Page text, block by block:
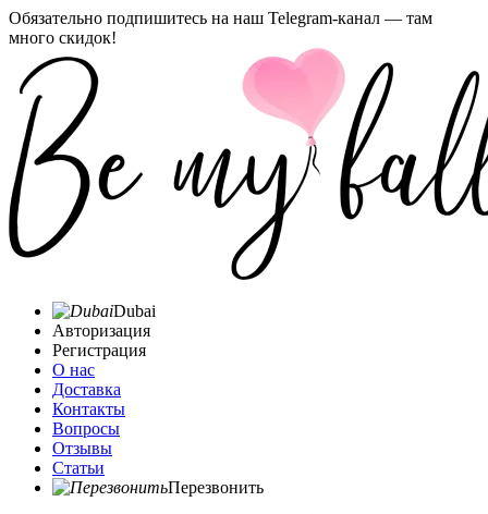
Обязательно подпишитесь на наш Telegram-канал — там
много скидок!
Dubai
Авторизация
Регистрация
О нас
Доставка
Контакты
Вопросы
Отзывы
Статьи
Перезвонить